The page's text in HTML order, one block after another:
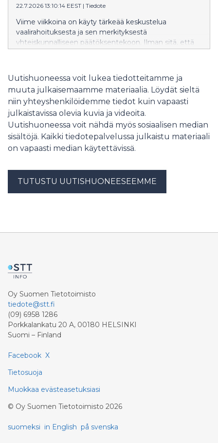
22.7.2026 13:10:14 EEST | Tiedote
Viime viikkoina on käyty tärkeää keskustelua
vaalirahoituksesta ja sen merkityksestä
yhteiskunnalliseen päätöksentekoon. Ilman sitä, että
käydä. Valitettavasti vaalirahoitus on julkista vain
ilmoitusvelvollisten ehdokkaiden osalta ja
Valtiontalouden tarkastusviraston mukaan
eduskuntavaaleissa 2023 jopa 56 % tukisuorituksista jäi
hämärän peittoon. Johtopäätös tästä on selkeä.
Vaalirahoituksen avoimuutta on lisättävä merkittävästi.
Onko Orpon hallitus valmis siihen vai tyydytäänkö
nykytilaan, jossa vaalirahoituksesta valtaosa jää piiloon?
SDP:n puoluesihteeri Mikkel Näkkäläjärvi kysyy.
Uutishuoneessa voit lukea tiedotteitamme ja
muuta julkaisemaamme materiaalia. Löydät sieltä
niin yhteyshenkilöidemme tiedot kuin vapaasti
julkaistavissa olevia kuvia ja videoita.
Uutishuoneessa voit nähdä myös sosiaalisen median
sisältöjä. Kaikki tiedotepalvelussa julkaistu materiaali
on vapaasti median käytettävissä.
TUTUSTU UUTISHUONEESEEMME
Oy Suomen Tietotoimisto
tiedote@stt.fi
(09) 6958 1286
Porkkalankatu 20 A, 00180 HELSINKI
Suomi – Finland
Facebook X
Tietosuoja
Muokkaa evästeasetuksiasi
© Oy Suomen Tietotoimisto 2026
suomeksi in English på svenska